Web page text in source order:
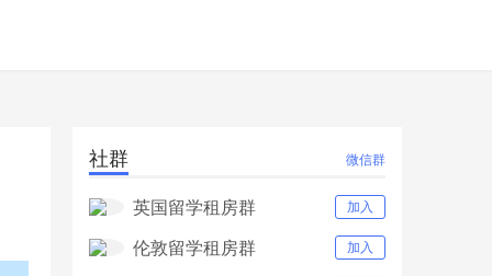
社群 微信群
英国留学租房群 加入
伦敦留学租房群 加入